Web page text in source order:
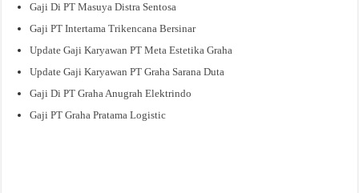
Gaji Di PT Masuya Distra Sentosa
Gaji PT Intertama Trikencana Bersinar
Update Gaji Karyawan PT Meta Estetika Graha
Update Gaji Karyawan PT Graha Sarana Duta
Gaji Di PT Graha Anugrah Elektrindo
Gaji PT Graha Pratama Logistic